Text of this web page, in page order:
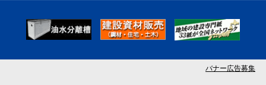
バナー広告募集